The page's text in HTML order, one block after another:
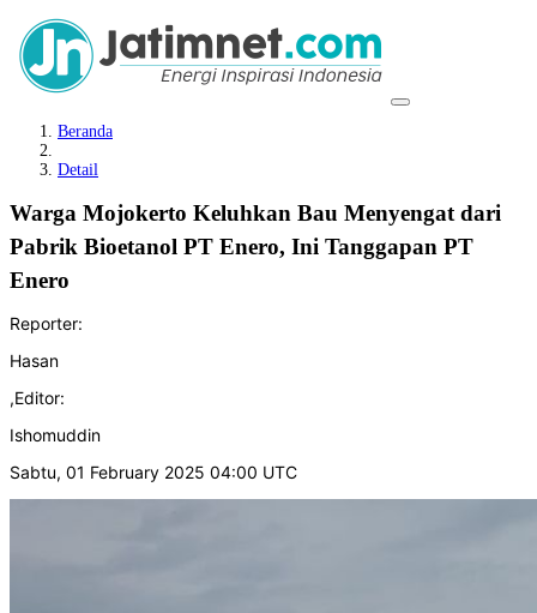
Beranda
Detail
Warga Mojokerto Keluhkan Bau Menyengat dari
Pabrik Bioetanol PT Enero, Ini Tanggapan PT
Enero
Reporter:
Hasan
,Editor:
Ishomuddin
Sabtu, 01 February 2025 04:00 UTC